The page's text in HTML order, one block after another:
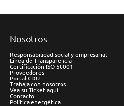
Nosotros
Responsabilidad social y empresarial
Línea de Transparencia
Certificación ISO 50001
Proveedores
Portal GDU
Trabaja con nosotros
Vea su Ticket aquí
Contacto
Política energética